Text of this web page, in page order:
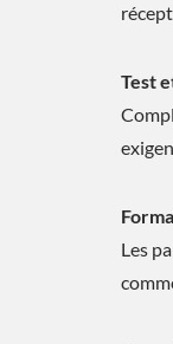
Test
Les